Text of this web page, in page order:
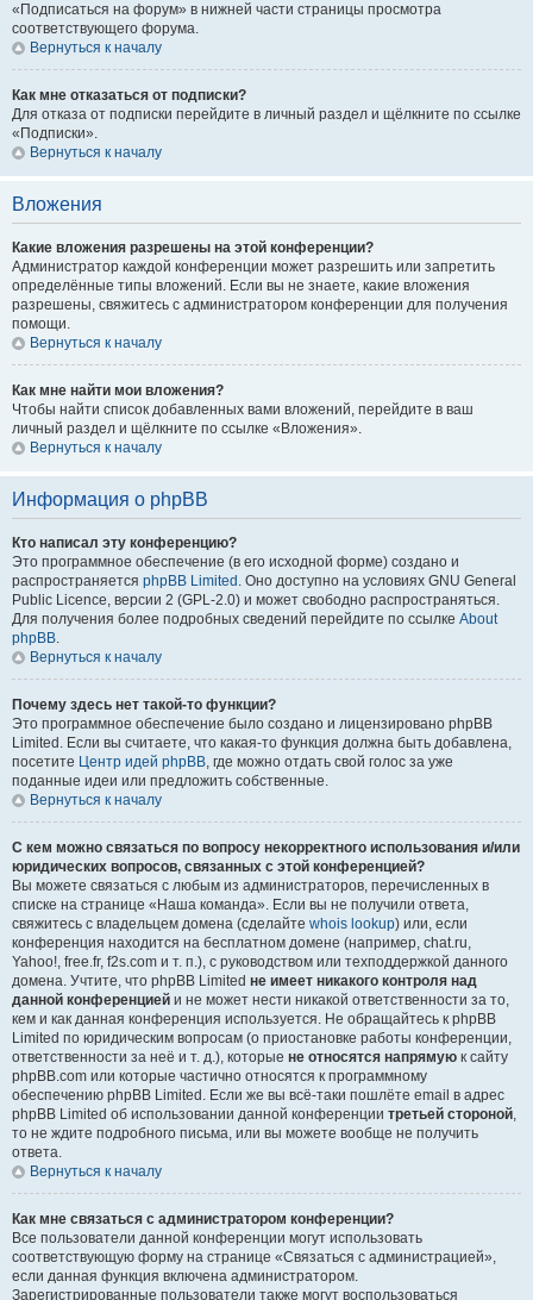
«Подписаться на форум» в нижней части страницы просмотра
соответствующего форума.
Вернуться к началу
Как мне отказаться от подписки?
Для отказа от подписки перейдите в личный раздел и щёлкните по ссылке
«Подписки».
Вернуться к началу
Вложения
Какие вложения разрешены на этой конференции?
Администратор каждой конференции может разрешить или запретить
определённые типы вложений. Если вы не знаете, какие вложения
разрешены, свяжитесь с администратором конференции для получения
помощи.
Вернуться к началу
Как мне найти мои вложения?
Чтобы найти список добавленных вами вложений, перейдите в ваш
личный раздел и щёлкните по ссылке «Вложения».
Вернуться к началу
Информация о phpBB
Кто написал эту конференцию?
Это программное обеспечение (в его исходной форме) создано и
распространяется phpBB Limited . Оно доступно на условиях GNU General
Public Licence, версии 2 (GPL-2.0) и может свободно распространяться.
Для получения более подробных сведений перейдите по ссылке About
phpBB.
Вернуться к началу
Почему здесь нет такой-то функции?
Это программное обеспечение было создано и лицензировано phpBB
Limited. Если вы считаете, что какая-то функция должна быть добавлена,
посетите Центр идей phpBB, где можно отдать свой голос за уже
поданные идеи или предложить собственные.
Вернуться к началу
С кем можно связаться по вопросу некорректного использования и/или
юридических вопросов, связанных с этой конференцией?
Вы можете связаться с любым из администраторов, перечисленных в
списке на странице «Наша команда». Если вы не получили ответа,
свяжитесь с владельцем домена (сделайте whois lookup) или, если
конференция находится на бесплатном домене (например, chat.ru,
Yahoo!, free.fr, f2s.com и т. п.), с руководством или техподдержкой данного
домена. Учтите, что phpBB Limited не имеет никакого контроля над
данной конференцией и не может нести никакой ответственности за то,
кем и как данная конференция используется. Не обращайтесь к phpBB
Limited по юридическим вопросам (о приостановке работы конференции,
ответственности за неё и т. д.), которые не относятся напрямую к сайту
phpBB.com или которые частично относятся к программному
обеспечению phpBB Limited. Если же вы всё-таки пошлёте email в адрес
phpBB Limited об использовании данной конференции третьей стороной,
то не ждите подробного письма, или вы можете вообще не получить
ответа.
Вернуться к началу
Как мне связаться с администратором конференции?
Все пользователи данной конференции могут использовать
соответствующую форму на странице «Связаться с администрацией»,
если данная функция включена администратором.
Зарегистрированные пользователи также могут воспользоваться